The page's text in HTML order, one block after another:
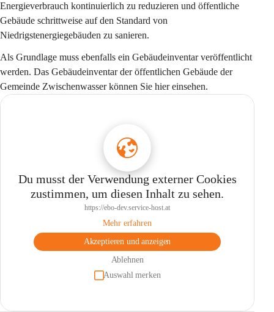
Energieverbrauch kontinuierlich zu reduzieren und öffentliche
Gebäude schrittweise auf den Standard von
Niedrigstenergiegebäuden zu sanieren.
Als Grundlage muss ebenfalls ein Gebäudeinventar veröffentlicht
werden. Das Gebäudeinventar der öffentlichen Gebäude der
Gemeinde Zwischenwasser können Sie hier einsehen.
Du musst der Verwendung externer Cookies
zustimmen, um diesen Inhalt zu sehen.
https://ebo-dev.service-host.at
Mehr erfahren
Akzeptieren und anzeigen
Ablehnen
Auswahl merken